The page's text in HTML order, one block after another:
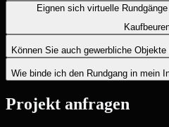
Eignen sich virtuelle
Können Sie auch gewerbliche
Wie binde ich den Rundgang in mein
Projekt anfragen